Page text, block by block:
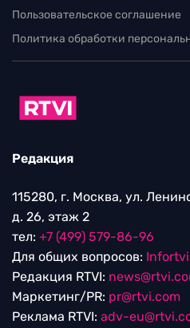
Пользовательское соглашение
Политика обработки
Редакция
115280, г. Москва, ул.
д. 26, этаж 2
тел: +7 (499) 579-86-96
Для общих вопросов:
Редакция RTVI:
Маркетинг/PR: pr@rtvi.com
Реклама RTVI: adv-